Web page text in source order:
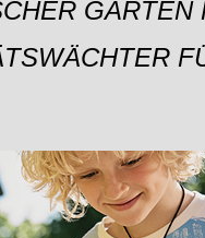
GARTEN